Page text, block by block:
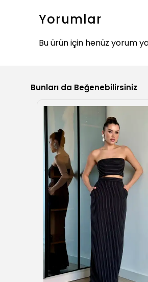
Yorumlar
Bu ürün için henüz yorum
Bunları da Beğenebilirsiniz